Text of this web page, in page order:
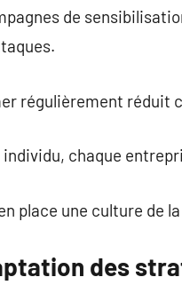
de
régulièrement réduit
individu, chaque
place une culture de
des